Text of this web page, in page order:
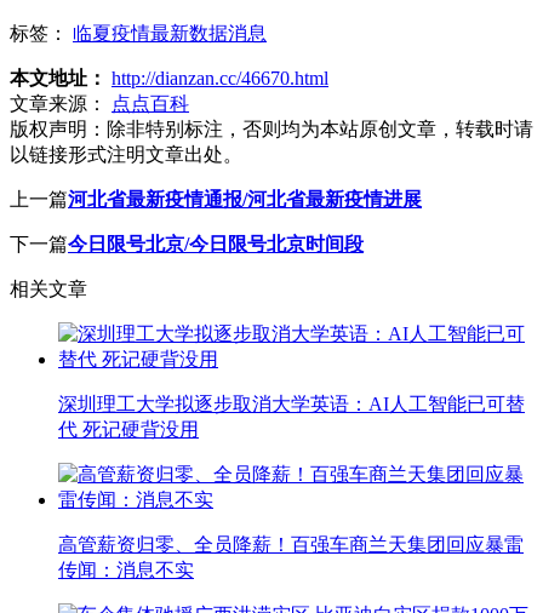
标签： 临夏疫情最新数据消息
本文地址： http://dianzan.cc/46670.html
文章来源：
点点百科
版权声明： 除非特别标注，否则均为本站原创文章，转载时请
以链接形式注明文章出处。
上一篇河北省最新疫情通报/河北省最新疫情进展
下一篇今日限号北京/今日限号北京时间段
相关文章
深圳理工大学拟逐步取消大学英语：AI人工智能已可替
代 死记硬背没用
高管薪资归零、全员降薪！百强车商兰天集团回应暴雷
传闻：消息不实